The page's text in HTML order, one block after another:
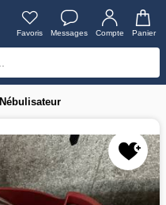
Favoris Messages Compte Panier
Nébulisateur